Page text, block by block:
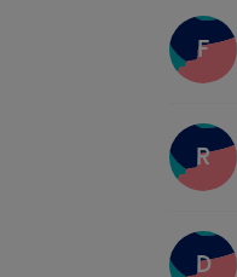
F
R
D